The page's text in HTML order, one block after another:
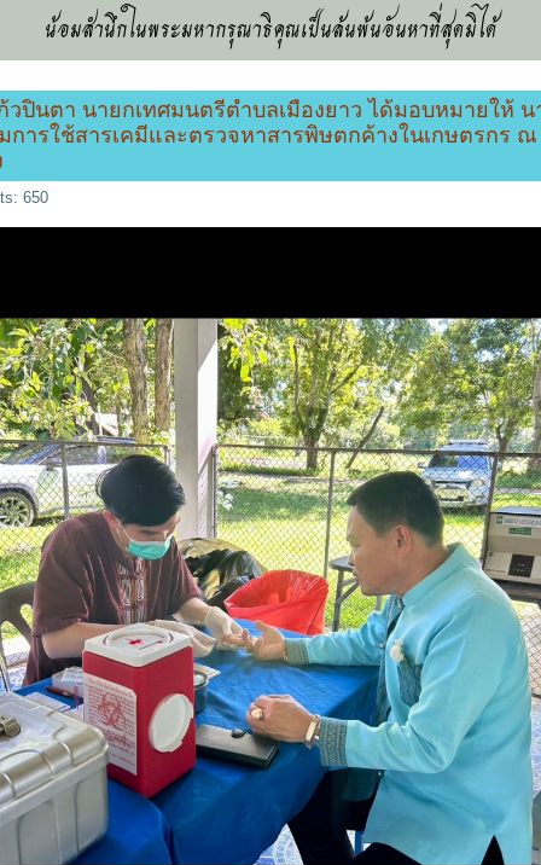
น้อมสำนึกในพระมหากรุณาธิคุณเป็นล้นพ้นอันหาที่สุดมิได้
ปินตา นายกเทศมนตรีตำบลเมืองยาว ได้มอบหมายให้
การใช้สารเคมีและตรวจหาสารพิษตกค้างในเกษตรก
650